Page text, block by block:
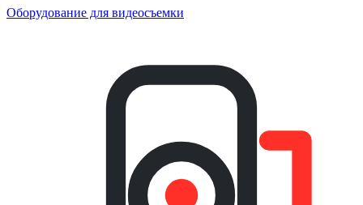
Оборудование для видеосъемки